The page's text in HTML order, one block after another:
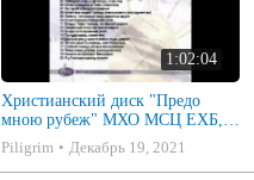
1:02:04
Христианский диск "Предо
мною рубеж" МХО МСЦ ЕХБ,
музыкальный альбом, пение,
музыка
Piligrim Декабрь 19, 2021